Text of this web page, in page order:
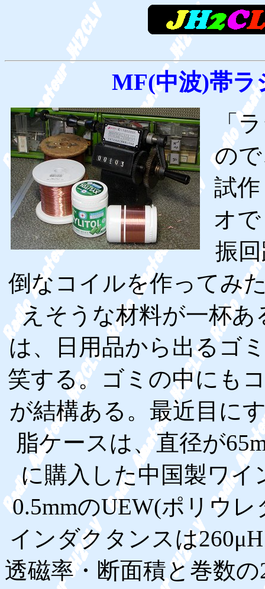
MF(中波)帯ラ
「
の
試
オ
振
倒なコイルを作ってみ
えそうな材料が一杯
は、日用品から出るゴ
笑する。ゴミの中にも
が結構ある。最近目に
脂ケースは、直径が
に購入した中国製ワ
0.5mmのUEW(ポリウ
インダクタンスは
透磁率・断面積と巻数